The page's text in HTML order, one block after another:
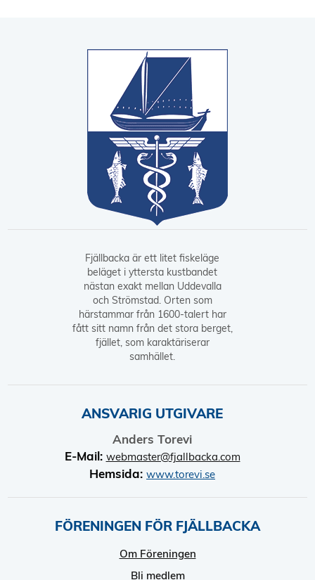
Fjällbacka är ett litet fiskeläge
beläget i yttersta kustbandet
nästan exakt mellan Uddevalla
och Strömstad. Orten som
härstammar från 1600-talert har
fått sitt namn från det stora berget,
fjället, som karaktäriserar
samhället.
ANSVARIG UTGIVARE
Anders Torevi
E-Mail: webmaster@fjallbacka.com
Hemsida: www.torevi.se
FÖRENINGEN FÖR FJÄLLBACKA
Om Föreningen
Bli medlem